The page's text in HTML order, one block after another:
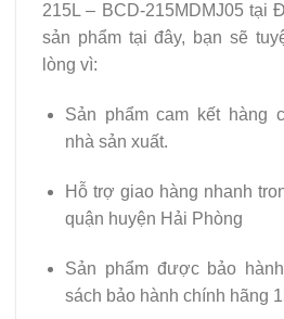
215L – BCD-215MDMJ05 tại
sản phẩm tại đây, bạn sẽ
lòng vì:
Sản phẩm cam kết hàng
nhà sản xuất.
Hỗ trợ giao hàng nhanh
quận huyện Hải Phòng
Sản phẩm được bảo
sách bảo hành chính hãng